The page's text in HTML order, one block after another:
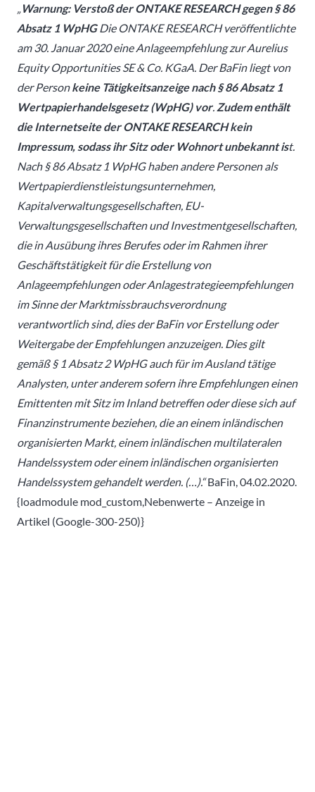
„Warnung: Verstoß der ONTAKE RESEARCH gegen § 86
Absatz 1 WpHGDie ONTAKE RESEARCH veröffentlichte
am 30. Januar 2020 eine Anlageempfehlung zur Aurelius
Equity Opportunities SE & Co. KGaA. Der BaFin liegt von
der Personkeine Tätigkeitsanzeige nach § 86 Absatz 1
Wertpapierhandelsgesetz (WpHG) vor. Zudem enthält
die Internetseite der ONTAKE RESEARCH kein
Impressum, sodass ihr Sitz oder Wohnort unbekannt ist.
Nach § 86 Absatz 1 WpHG haben andere Personen als
Wertpapierdienstleistungsunternehmen,
Kapitalverwaltungsgesellschaften, EU-
Verwaltungsgesellschaften und Investmentgesellschaften,
die in Ausübung ihres Berufes oder im Rahmen ihrer
Geschäftstätigkeit für die Erstellung von
Anlageempfehlungen oder Anlagestrategieempfehlungen
im Sinne der Marktmissbrauchsverordnung
verantwortlich sind, dies der BaFin vor Erstellung oder
Weitergabe der Empfehlungen anzuzeigen. Dies gilt
gemäß § 1 Absatz 2 WpHG auch für im Ausland tätige
Analysten, unter anderem sofern ihre Empfehlungen einen
Emittenten mit Sitz im Inland betreffen oder diese sich auf
Finanzinstrumente beziehen, die an einem inländischen
organisierten Markt, einem inländischen multilateralen
Handelssystem oder einem inländischen organisierten
Handelssystem gehandelt werden. (…).“BaFin, 04.02.2020.
{loadmodule mod_custom,Nebenwerte – Anzeige in
Artikel (Google-300-250)}